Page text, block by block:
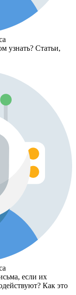
узнать? Статьи,
если их
Как это